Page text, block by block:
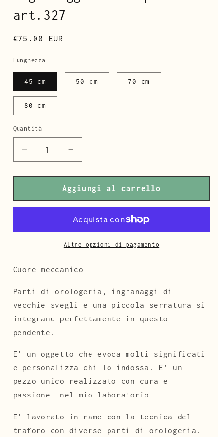
art.327
Prezzo
listino
€75.00 EUR
Lunghezza
45 cm 50 cm 70 cm
80 cm
Quantità
Diminuisci
quantità
per
meccanico
V1
Ingranaggi
art.327
Aumenta
quantità
per
Cuore
meccanico
V1
-
Ingranaggi
ver.1
art.327
Aggiungi al carrello
Altre opzioni di pagamento
Cuore meccanico
Parti di orologeria, ingranaggi di
vecchie svegli e una piccola serratura si
integrano perfettamente in questo
pendente.
E' un oggetto che evoca molti significati
e personalizza chi lo indossa. E' un
pezzo unico realizzato con cura e
passione nel mio laboratorio.
E' lavorato in rame con la tecnica del
traforo con diverse parti di orologeria.